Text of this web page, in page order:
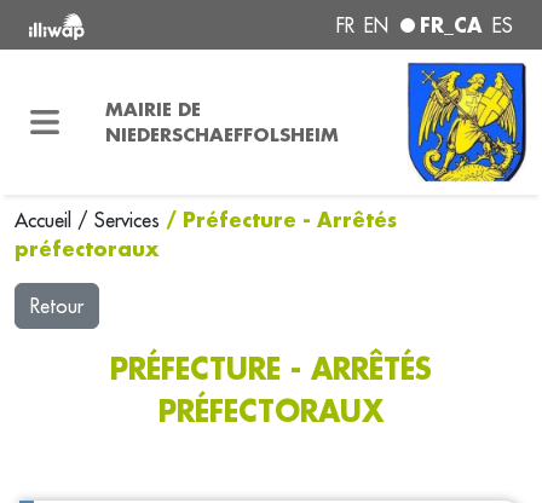
FR EN FR_CA ES
MAIRIE DE
NIEDERSCHAEFFOLSHEIM
Accueil / Services / Préfecture - Arrêtés
préfectoraux
Retour
PRÉFECTURE - ARRÊTÉS
PRÉFECTORAUX